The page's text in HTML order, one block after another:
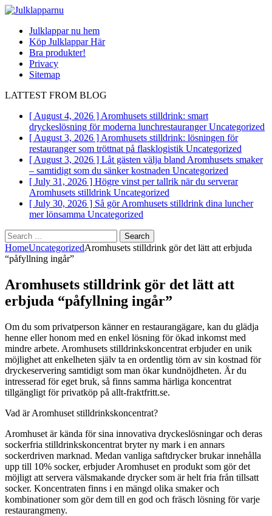
Julklappar nu hem
Köp Julklappar Här
Bra produkter!
Privacy
Sitemap
LATTEST FROM BLOG
[ August 4, 2026 ] Aromhusets stilldrink: smart
dryckeslösning för moderna lunchrestaurangerUncategorized
[ August 3, 2026 ] Aromhusets stilldrink: lösningen för
restauranger som tröttnat på flasklogistik Uncategorized
[ August 3, 2026 ] Låt gästen välja bland Aromhusets smaker
– samtidigt som du sänker kostnaden Uncategorized
[ July 31, 2026 ] Högre vinst per tallrik när du serverar
Aromhusets stilldrink Uncategorized
[ July 30, 2026 ] Så gör Aromhusets stilldrink dina luncher
mer lönsamma Uncategorized
Search
for:
HomeUncategorizedAromhusets stilldrink gör det lätt att erbjuda
“påfyllning ingår”
Aromhusets stilldrink gör det lätt att
erbjuda “påfyllning ingår”
Om du som privatperson känner en restaurangägare, kan du glädja
henne eller honom med en enkel lösning för ökad inkomst med
mindre arbete. Aromhusets stilldrinkskoncentrat erbjuder en unik
möjlighet att enkelheten själv ta en ordentlig törn av sin kostnad för
dryckeservering samtidigt som man ökar kundnöjdheten. Är du
intresserad för eget bruk, så finns samma härliga koncentrat
tillgängligt för privatköp på allt-fraktfritt.se.
Vad är Aromhuset stilldrinkskoncentrat?
Aromhuset är kända för sina innovativa dryckeslösningar och deras
sockerfria stilldrinkskoncentrat bryter ny mark i en annars
sockerdriven marknad. Medan vanliga saftdrycker brukar innehålla
upp till 10% socker, erbjuder Aromhuset en produkt som gör det
möjligt att servera välsmakande drycker som är helt fria från tillsatt
socker. Koncentraten finns i en mängd olika smaker och
kombinationer som gör dem till en god och fräsch lösning för varje
restaurangmeny.